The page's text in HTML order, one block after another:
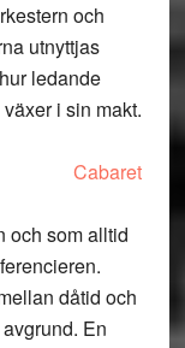
och
utnyttjas
ledande
i sin makt.
och som alltid
dåtid och
En